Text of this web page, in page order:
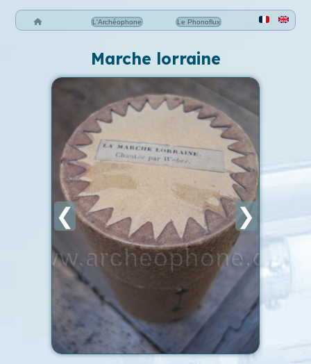
L'Archéophone Le Phonoflux
Marche lorraine
❮ ❯